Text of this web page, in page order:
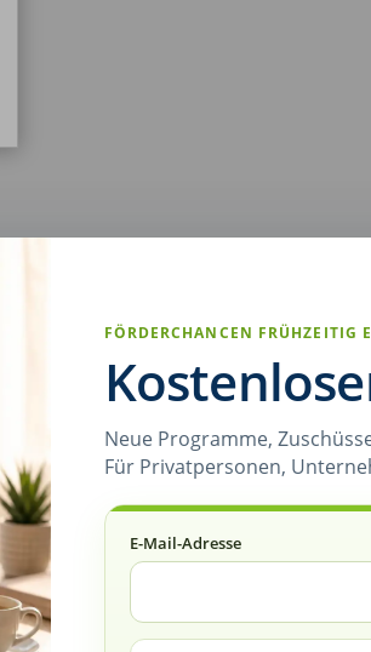
FÖRDERCHANCEN FRÜHZEITIG
Neue Programme,
Für Privatpersonen,
E-Mail-Adresse